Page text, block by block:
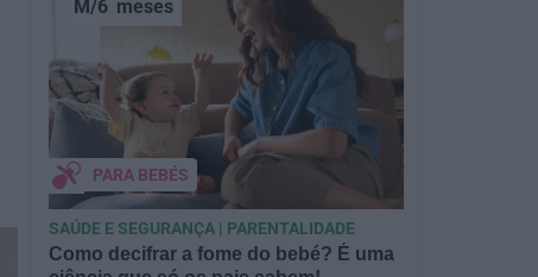
Como decifrar a fome do bebé? É uma
M/6 meses
PARA BEBÉS
SAÚDE E SEGURANÇA | PARENTALIDADE